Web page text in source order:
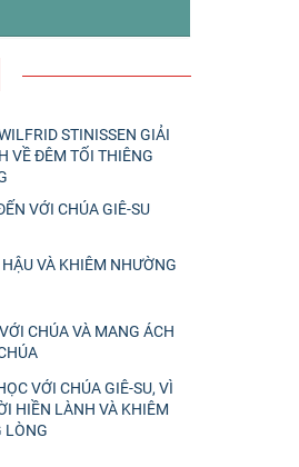
STINISSEN GIẢI
VỀ ĐÊM TỐI THIÊNG
VỚI CHÚA GIÊ-SU
VÀ KHIÊM NHƯỜNG
CHÚA VÀ MANG ÁCH
VỚI CHÚA GIÊ-SU, VÌ
HIỀN LÀNH VÀ KHIÊM
LÒNG